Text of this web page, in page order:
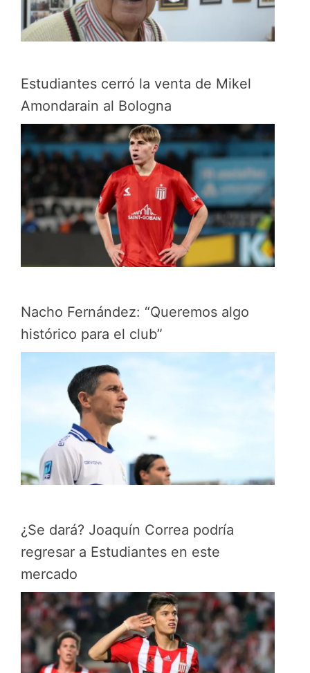
Estudiantes cerró la venta de Mikel
Amondarain al Bologna
Nacho Fernández: “Queremos algo
histórico para el club”
¿Se dará? Joaquín Correa podría
regresar a Estudiantes en este
mercado